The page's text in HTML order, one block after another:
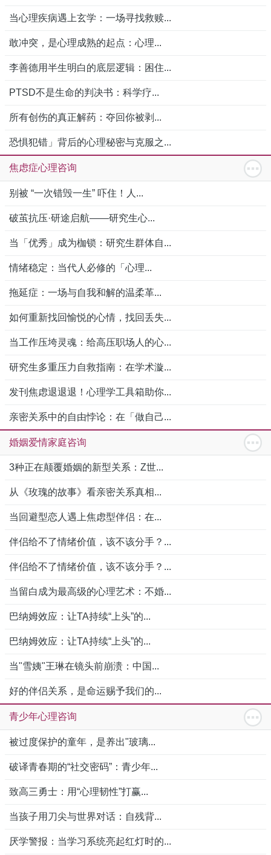
当心理疾病遇上玄学：一场寻找救赎...
敢冲突，是心理成熟的起点：心理...
李善德用半生明白的底层逻辑：困住...
PTSD不是生命的判决书：科学疗...
所有创伤的真正解药：夺回你被剥...
恐惧犯错」背后的心理秘密与克服之...
焦虑症心理咨询
别被 “一次错毁一生” 吓住！人...
破茧抗压·研途启航——研究生心...
当「优秀」成为枷锁：研究生群体自...
情绪稳定：当代人必修的「心理...
拖延症：一场与自我和解的温柔革...
如何重新找回愉悦的心情，找回丢失...
当工作压垮灵魂：给高压职场人的心...
研究生多重压力自救指南：在学术漩...
发刊焦虑退退退！心理学工具箱助你...
亲密关系中的自由悖论：在「做自己...
婚姻爱情家庭咨询
3种正在颠覆婚姻的新型关系：Z世...
从《玫瑰的故事》看亲密关系真相...
当回避型恋人遇上焦虑型伴侣：在...
伴侣给不了情绪价值，该不该分手？...
伴侣给不了情绪价值，该不该分手？...
当留白成为最高级的心理艺术：不婚...
巴纳姆效应：让TA持续“上头”的...
巴纳姆效应：让TA持续“上头”的...
当"雪姨"王琳在镜头前崩溃：中国...
好的伴侣关系，是命运赐予我们的...
青少年心理咨询
被过度保护的童年，是养出"玻璃...
破译青春期的“社交密码”：青少年...
致高三勇士：用“心理韧性”打赢...
当孩子用刀尖与世界对话：自残背...
厌学警报：当学习系统亮起红灯时的...